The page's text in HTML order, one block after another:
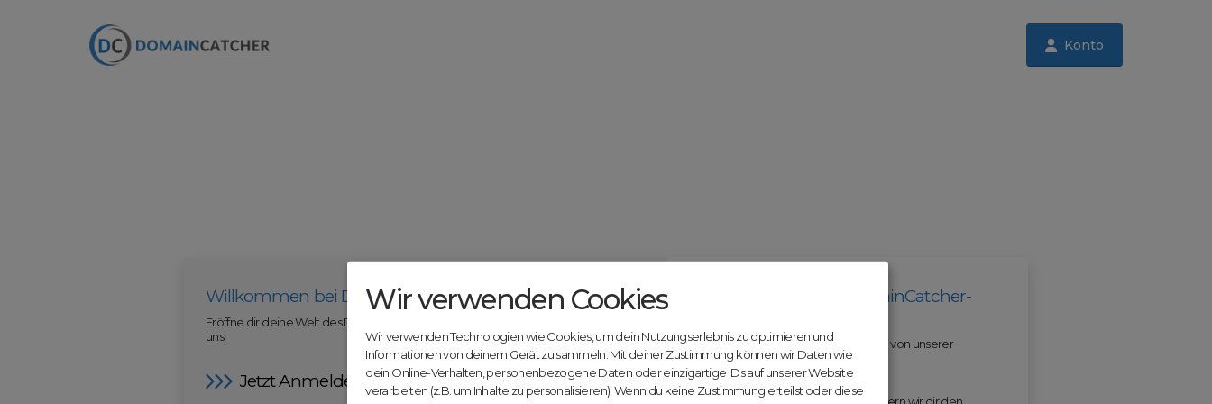
Konto
Willkommen bei DomainCatcher.com
Eröffne dir deine Welt des Domainhandels mit deiner kostenlosen Anmeldung bei
uns.
Jetzt Anmelden
Werde jetzt Teil der DomainCatcher-
Nutze unsere Erfahrung und profitiere von unserer
innovativen Plattform:
Mit Domex und ODM erleichtern wir dir den
Wir verwenden Cookies
Wir verwenden Technologien wie Cookies, um dein Nutzungserlebnis zu optimieren und
Informationen von deinem Gerät zu sammeln. Mit deiner Zustimmung können wir Daten wie
dein Online-Verhalten, personenbezogene Daten oder einzigartige IDs auf unserer Website
verarbeiten (z.B. um Inhalte zu personalisieren). Wenn du keine Zustimmung erteilst oder diese